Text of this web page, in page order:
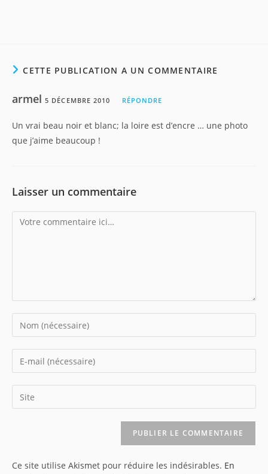
CETTE PUBLICATION A UN COMMENTAIRE
armel 5 DÉCEMBRE 2010 RÉPONDRE
Un vrai beau noir et blanc; la loire est d’encre … une photo
que j’aime beaucoup !
Laisser un commentaire
Comment
Enter
your
name
comment
Enter
your
email
address
Saisir
l’URL
(facultatif)
Ce site utilise Akismet pour réduire les indésirables. En